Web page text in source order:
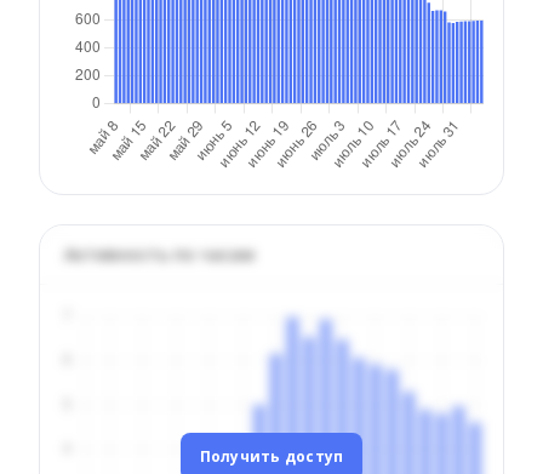
Активность по часам
Получить доступ